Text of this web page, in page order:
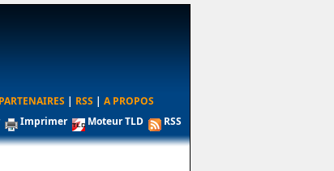
PARTENAIRES | RSS | A PROPOS
Imprimer Moteur TLD RSS